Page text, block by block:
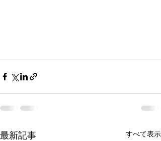
最新記事 すべて表示